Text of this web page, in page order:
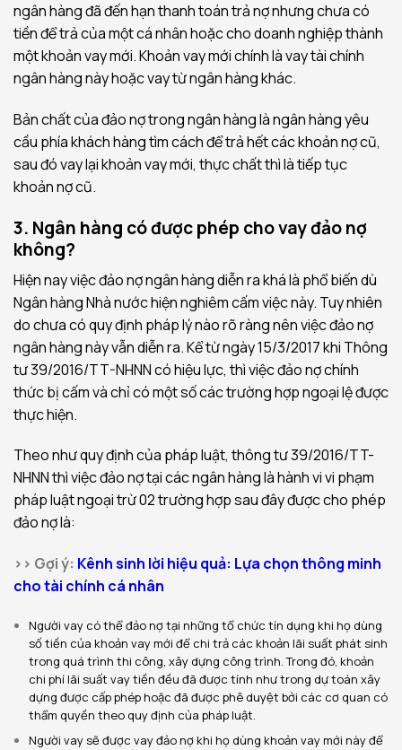
ngân hàng đã đến hạn thanh toán trả nợ nhưng chưa có
tiền để trả của một cá nhân hoặc cho doanh nghiệp thành
một khoản vay mới. Khoản vay mới chính là vay tài chính
ngân hàng này hoặc vay từ ngân hàng khác.
Bản chất của đảo nợ trong ngân hàng là ngân hàng yêu
cầu phía khách hàng tìm cách để trả hết các khoản nợ cũ,
sau đó vay lại khoản vay mới, thực chất thì là tiếp tục
khoản nợ cũ.
3. Ngân hàng có được phép cho vay đảo nợ
không?
Hiện nay việc đảo nợ ngân hàng diễn ra khá là phổ biến dù
Ngân hàng Nhà nước hiện nghiêm cấm việc này. Tuy nhiên
do chưa có quy định pháp lý nào rõ ràng nên việc đảo nợ
ngân hàng này vẫn diễn ra. Kể từ ngày 15/3/2017 khi Thông
tư 39/2016/TT-NHNN có hiệu lực, thì việc đảo nợ chính
thức bị cấm và chỉ có một số các trường hợp ngoại lệ được
thực hiện.
Theo như quy định của pháp luật, thông tư 39/2016/TT-
NHNN thì việc đảo nợ tại các ngân hàng là hành vi vi phạm
pháp luật ngoại trừ 02 trường hợp sau đây được cho phép
đảo nợ là:
>> Gợi ý: Kênh sinh lời hiệu quả: Lựa chọn thông minh
cho tài chính cá nhân
Người vay có thể đảo nợ tại những tổ chức tín dụng khi họ dùng
số tiền của khoản vay mới để chi trả các khoản lãi suất phát sinh
trong quá trình thi công, xây dựng công trình. Trong đó, khoản
chi phí lãi suất vay tiền đều đã được tính như trong dự toán xây
dựng được cấp phép hoặc đã được phê duyệt bởi các cơ quan có
thẩm quyền theo quy định của pháp luật.
Người vay sẽ được vay đảo nợ khi họ dùng khoản vay mới này để